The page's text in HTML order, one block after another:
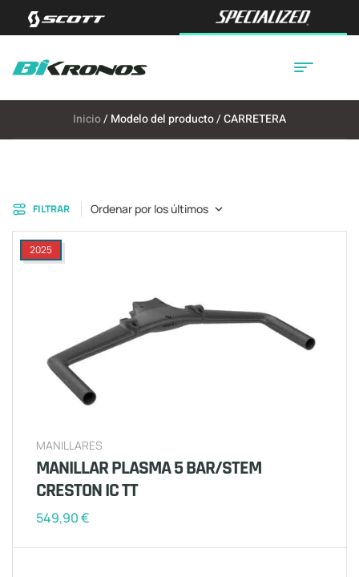
Inicio/ Modelo del producto / CARRETERA
FILTRAR Ordenar por los últimos
2025
MANILLARES
MANILLAR PLASMA 5 BAR/STEM
CRESTON IC TT
549,90€